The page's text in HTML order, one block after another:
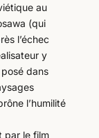
au
(qui
l’échec
y
dans
l’humilité
par le film